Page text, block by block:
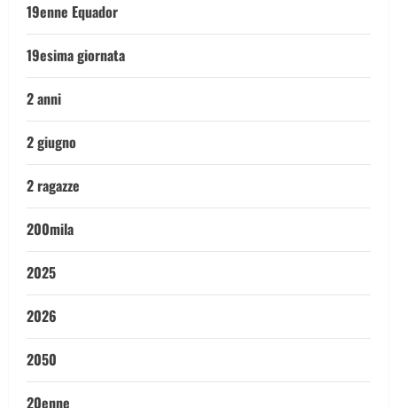
19enne Equador
19esima giornata
2 anni
2 giugno
2 ragazze
200mila
2025
2026
2050
20enne